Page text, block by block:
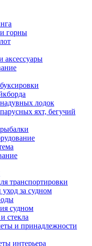
горны
аксессуары
лодок
яхт, бегучий
транспортировки
за судном
судном
стекла
и принадлежности
интерьера